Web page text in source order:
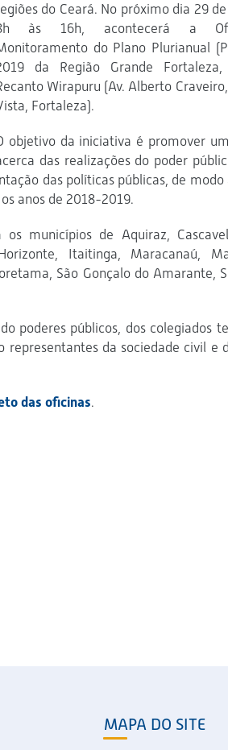
do Ceará. No próximo dia 29
às 16h, acontecerá a
do Plano Plurianual
da Região Grande
Wirapuru (Av. Alberto
Fortaleza).
objetivo da iniciativa é promover
das realizações do poder
das políticas públicas, de modo
anos de 2018-2019.
municípios de Aquiraz,
Itaitinga, Maracanaú,
São Gonçalo do Amarante,
poderes públicos, dos colegiados
representantes da sociedade civil e
das oficinas.
MAPA DO SITE